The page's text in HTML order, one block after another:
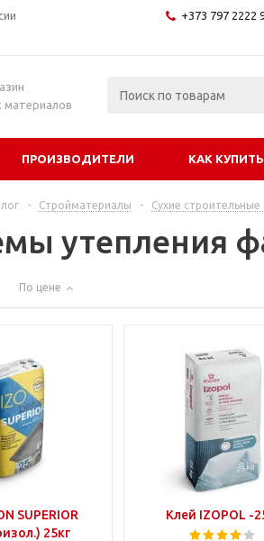
+373 797 2222
материалов
ПРОИЗВОДИТЕЛИ КАК КУПИТЬ
- Стройматериалы - Сухие
утепления
По цене
SUPERIOR
25кг
Клей IZOPOL -